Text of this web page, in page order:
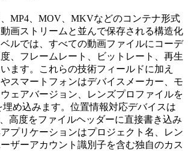
MP4、MOV、MKVなどのコンテナ形式
画ストリームと並んで保存される構造化
ルでは、すべての動画ファイルにコーデ
、フレームレート、ビットレート、再生
ます。これらの技術フィールドに加え
スマートフォンはデバイスメーカー、モ
ェアバージョン、レンズプロファイルを
め込みます。位置情報対応デバイスは
高度をファイルヘッダーに直接書き込み
プリケーションはプロジェクト名、レン
ザーアカウント識別子を含む独自のカス